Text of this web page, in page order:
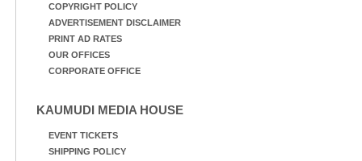
COPYRIGHT POLICY
ADVERTISEMENT DISCLAIMER
PRINT AD RATES
OUR OFFICES
CORPORATE OFFICE
KAUMUDI MEDIA HOUSE
EVENT TICKETS
SHIPPING POLICY